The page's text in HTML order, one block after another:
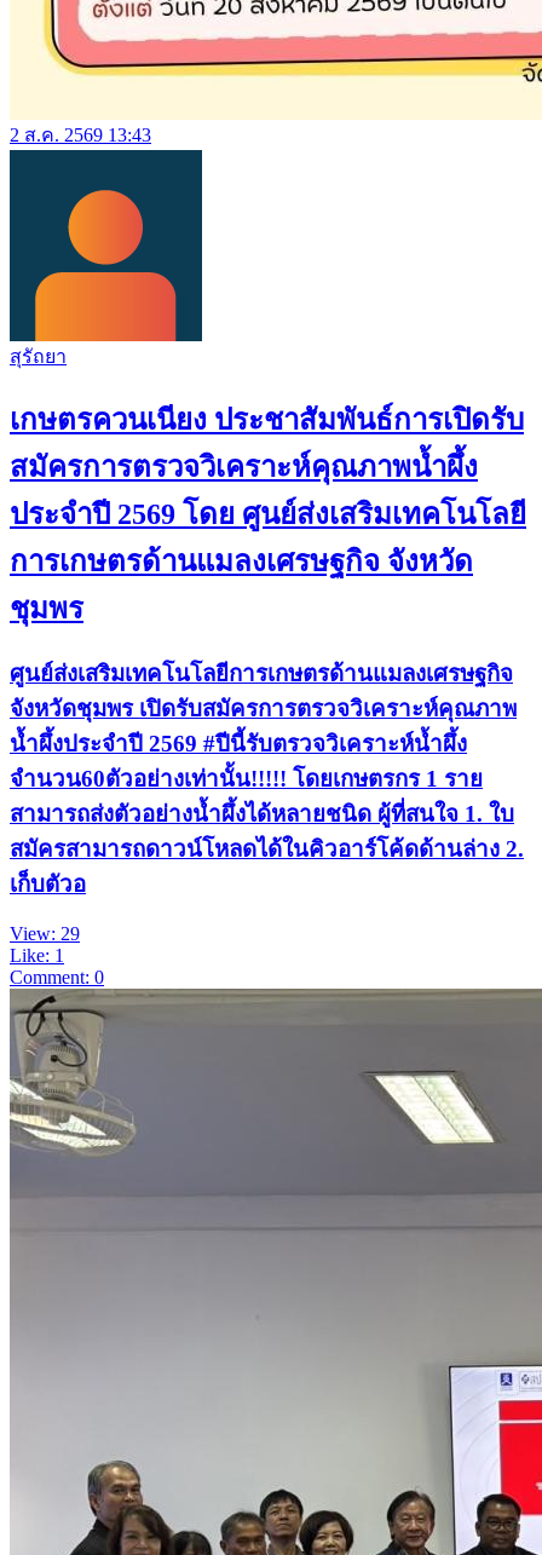
2 ส.ค. 2569 13:43
สุรัถยา
เกษตรควนเนียง ประชาสัมพันธ์การเปิดรับ
สมัครการตรวจวิเคราะห์คุณภาพน้ำผึ้ง
ประจำปี 2569 โดย ศูนย์ส่งเสริมเทคโนโลยี
การเกษตรด้านแมลงเศรษฐกิจ จังหวัด
ชุมพร
ศูนย์ส่งเสริมเทคโนโลยีการเกษตรด้านแมลงเศรษฐกิจ
จังหวัดชุมพร เปิดรับสมัครการตรวจวิเคราะห์คุณภาพ
น้ำผึ้งประจำปี 2569 #ปีนี้รับตรวจวิเคราะห์น้ำผึ้ง
จำนวน60ตัวอย่างเท่านั้น!!!!! โดยเกษตรกร 1 ราย
สามารถส่งตัวอย่างน้ำผึ้งได้หลายชนิด ผู้ที่สนใจ 1. ใบ
สมัครสามารถดาวน์โหลดได้ในคิวอาร์โค้ดด้านล่าง 2.
เก็บตัวอ
View: 29
Like: 1
Comment: 0